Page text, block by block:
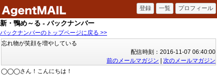
新・鴨め～る - バックナンバー
バックナンバーのトップページに戻る >>
忘れ物が笑顔を増やしている
配信時刻：2016-11-07 06:40:00
前のメールマガジン
次のメールマガジン
◯◯◯さん！こんにちは！